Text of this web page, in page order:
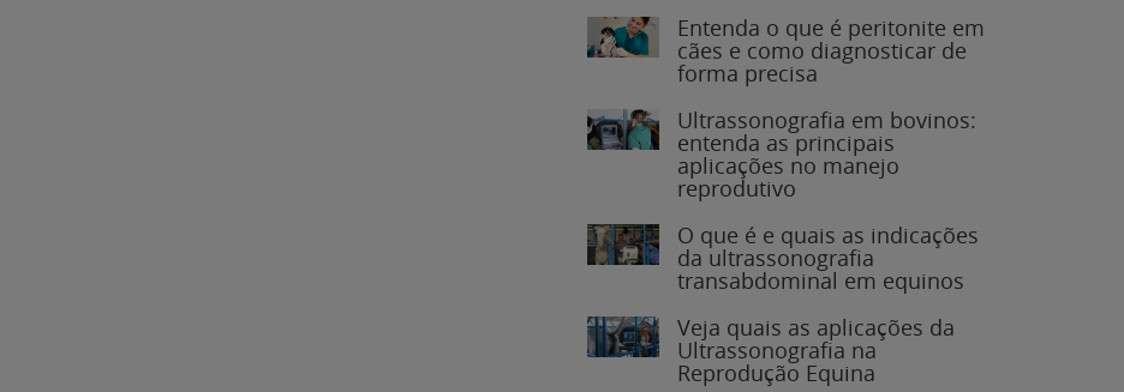
Entenda o que é peritonite em
cães e como diagnosticar de
forma precisa
Ultrassonografia em bovinos:
entenda as principais
aplicações no manejo
reprodutivo
O que é e quais as indicações
da ultrassonografia
transabdominal em equinos
Veja quais as aplicações da
Ultrassonografia na
Reprodução Equina